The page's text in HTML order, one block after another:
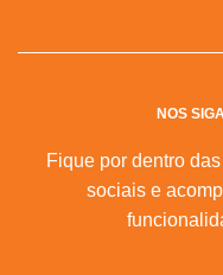
NOS
Fique por dentro
sociais e